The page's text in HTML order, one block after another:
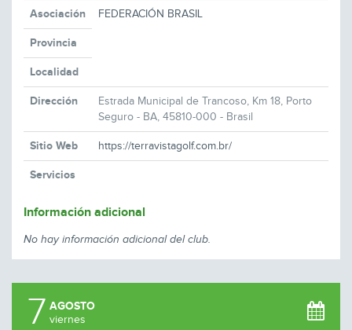
Asociación FEDERACIÓN BRASIL
Provincia
Localidad
Dirección
Estrada Municipal de Trancoso, Km 18, Porto
Seguro - BA, 45810-000 - Brasil
Sitio Web https://terravistagolf.com.br/
Servicios
Información adicional
No hay información adicional del club.
7 AGOSTO
viernes